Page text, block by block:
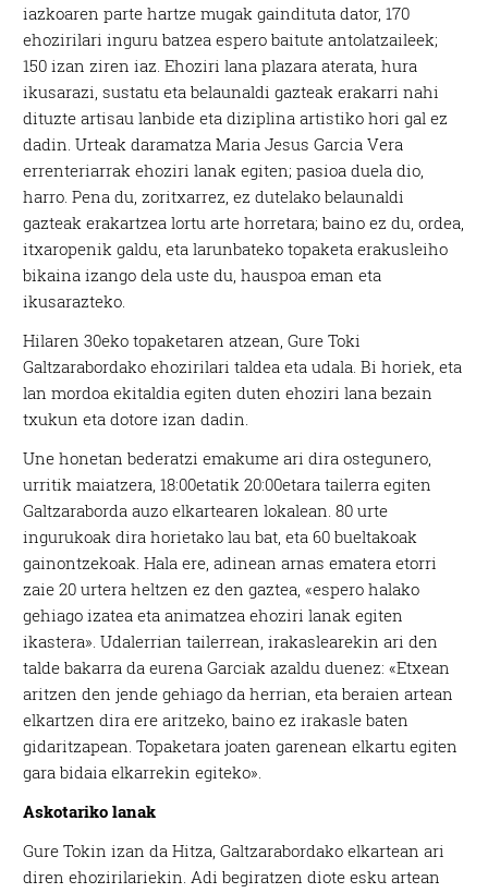
iazkoaren parte hartze mugak gaindituta dator, 170
ehozirilari inguru batzea espero baitute antolatzaileek;
150 izan ziren iaz. Ehoziri lana plazara aterata, hura
ikusarazi, sustatu eta belaunaldi gazteak erakarri nahi
dituzte artisau lanbide eta diziplina artistiko hori gal ez
dadin. Urteak daramatza Maria Jesus Garcia Vera
errenteriarrak ehoziri lanak egiten; pasioa duela dio,
harro. Pena du, zoritxarrez, ez dutelako belaunaldi
gazteak erakartzea lortu arte horretara; baino ez du, ordea,
itxaropenik galdu, eta larunbateko topaketa erakusleiho
bikaina izango dela uste du, hauspoa eman eta
ikusarazteko.
Hilaren 30eko topaketaren atzean, Gure Toki
Galtzarabordako ehozirilari taldea eta udala. Bi horiek, eta
lan mordoa ekitaldia egiten duten ehoziri lana bezain
txukun eta dotore izan dadin.
Une honetan bederatzi emakume ari dira ostegunero,
urritik maiatzera, 18:00etatik 20:00etara tailerra egiten
Galtzaraborda auzo elkartearen lokalean. 80 urte
ingurukoak dira horietako lau bat, eta 60 bueltakoak
gainontzekoak. Hala ere, adinean arnas ematera etorri
zaie 20 urtera heltzen ez den gaztea, «espero halako
gehiago izatea eta animatzea ehoziri lanak egiten
ikastera». Udalerrian tailerrean, irakaslearekin ari den
talde bakarra da eurena Garciak azaldu duenez: «Etxean
aritzen den jende gehiago da herrian, eta beraien artean
elkartzen dira ere aritzeko, baino ez irakasle baten
gidaritzapean. Topaketara joaten garenean elkartu egiten
gara bidaia elkarrekin egiteko».
Askotariko lanak
Gure Tokin izan da Hitza, Galtzarabordako elkartean ari
diren ehozirilariekin. Adi begiratzen diote esku artean